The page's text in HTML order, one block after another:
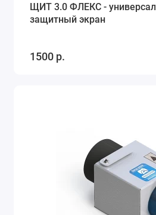
ЩИТ 3.0 ФЛЕКС -
защитный экран
1500 р.